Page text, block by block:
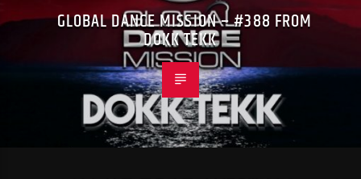
GLOBAL DANCE MISSION – #388 FROM
DOKK TEKK